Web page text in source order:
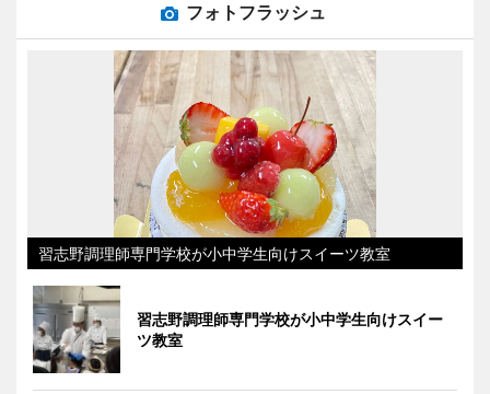
フォトフラッシュ
習志野調理師専門学校が小中学生向けスイーツ教室
習志野調理師専門学校が小中学生向けスイー
ツ教室